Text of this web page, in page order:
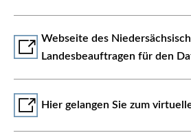
Webseite des
Landesbeauftragen für den
Hier gelangen Sie zum